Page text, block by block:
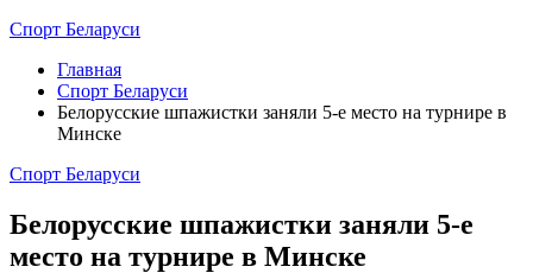
Спорт Беларуси
Главная
Спорт Беларуси
Белорусские шпажистки заняли 5-е место на турнире в
Минске
Спорт Беларуси
Белорусские шпажистки заняли 5-е
место на турнире в Минске